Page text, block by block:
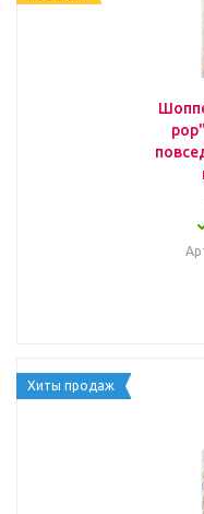
Хиты продаж